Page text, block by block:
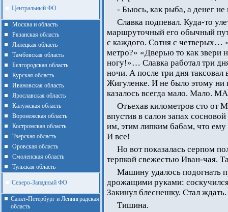
Центральный ФО
Москва и область
Рязанская область
Липецкая область
Тамбовская область
Белгородская область
Курская область
Ивановская область
Ярославская область
Калужская область
Воронежская область
Костромская область
Тверская область
Оровская область
Смоленская область
Тульская область
Северо-Западный ФО
Санкт-Петербург и Ленинградская
область
- Бьюсь, как рыба, а денег
Славка подпевал. Куда-то
маршруточный его обычный
с каждого. Сотня с четверых…
метро?» «Дверью то как звери
ногу!»… Славка работал три
ночи. А после три дня
Жигуленке. И не было этому ни
казалось всегда мало. Мало.
Отъехав километров сто от
впустив в салон запах
им, этим липким бабам, что
И все!
Но вот показалась серпом
терпкой свежестью Иван-чая.
Машину удалось подогнать
дрожащими руками:
Закинул блеснешку. Стал ждать.
Тишина.